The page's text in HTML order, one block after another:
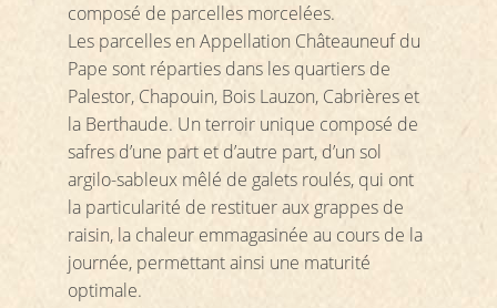
composé de parcelles morcelées.
Les parcelles en Appellation Châteauneuf du
Pape sont réparties dans les quartiers de
Palestor, Chapouin, Bois Lauzon, Cabrières et
la Berthaude. Un terroir unique composé de
safres d’une part et d’autre part, d’un sol
argilo-sableux mêlé de galets roulés, qui ont
la particularité de restituer aux grappes de
raisin, la chaleur emmagasinée au cours de la
journée, permettant ainsi une maturité
optimale.